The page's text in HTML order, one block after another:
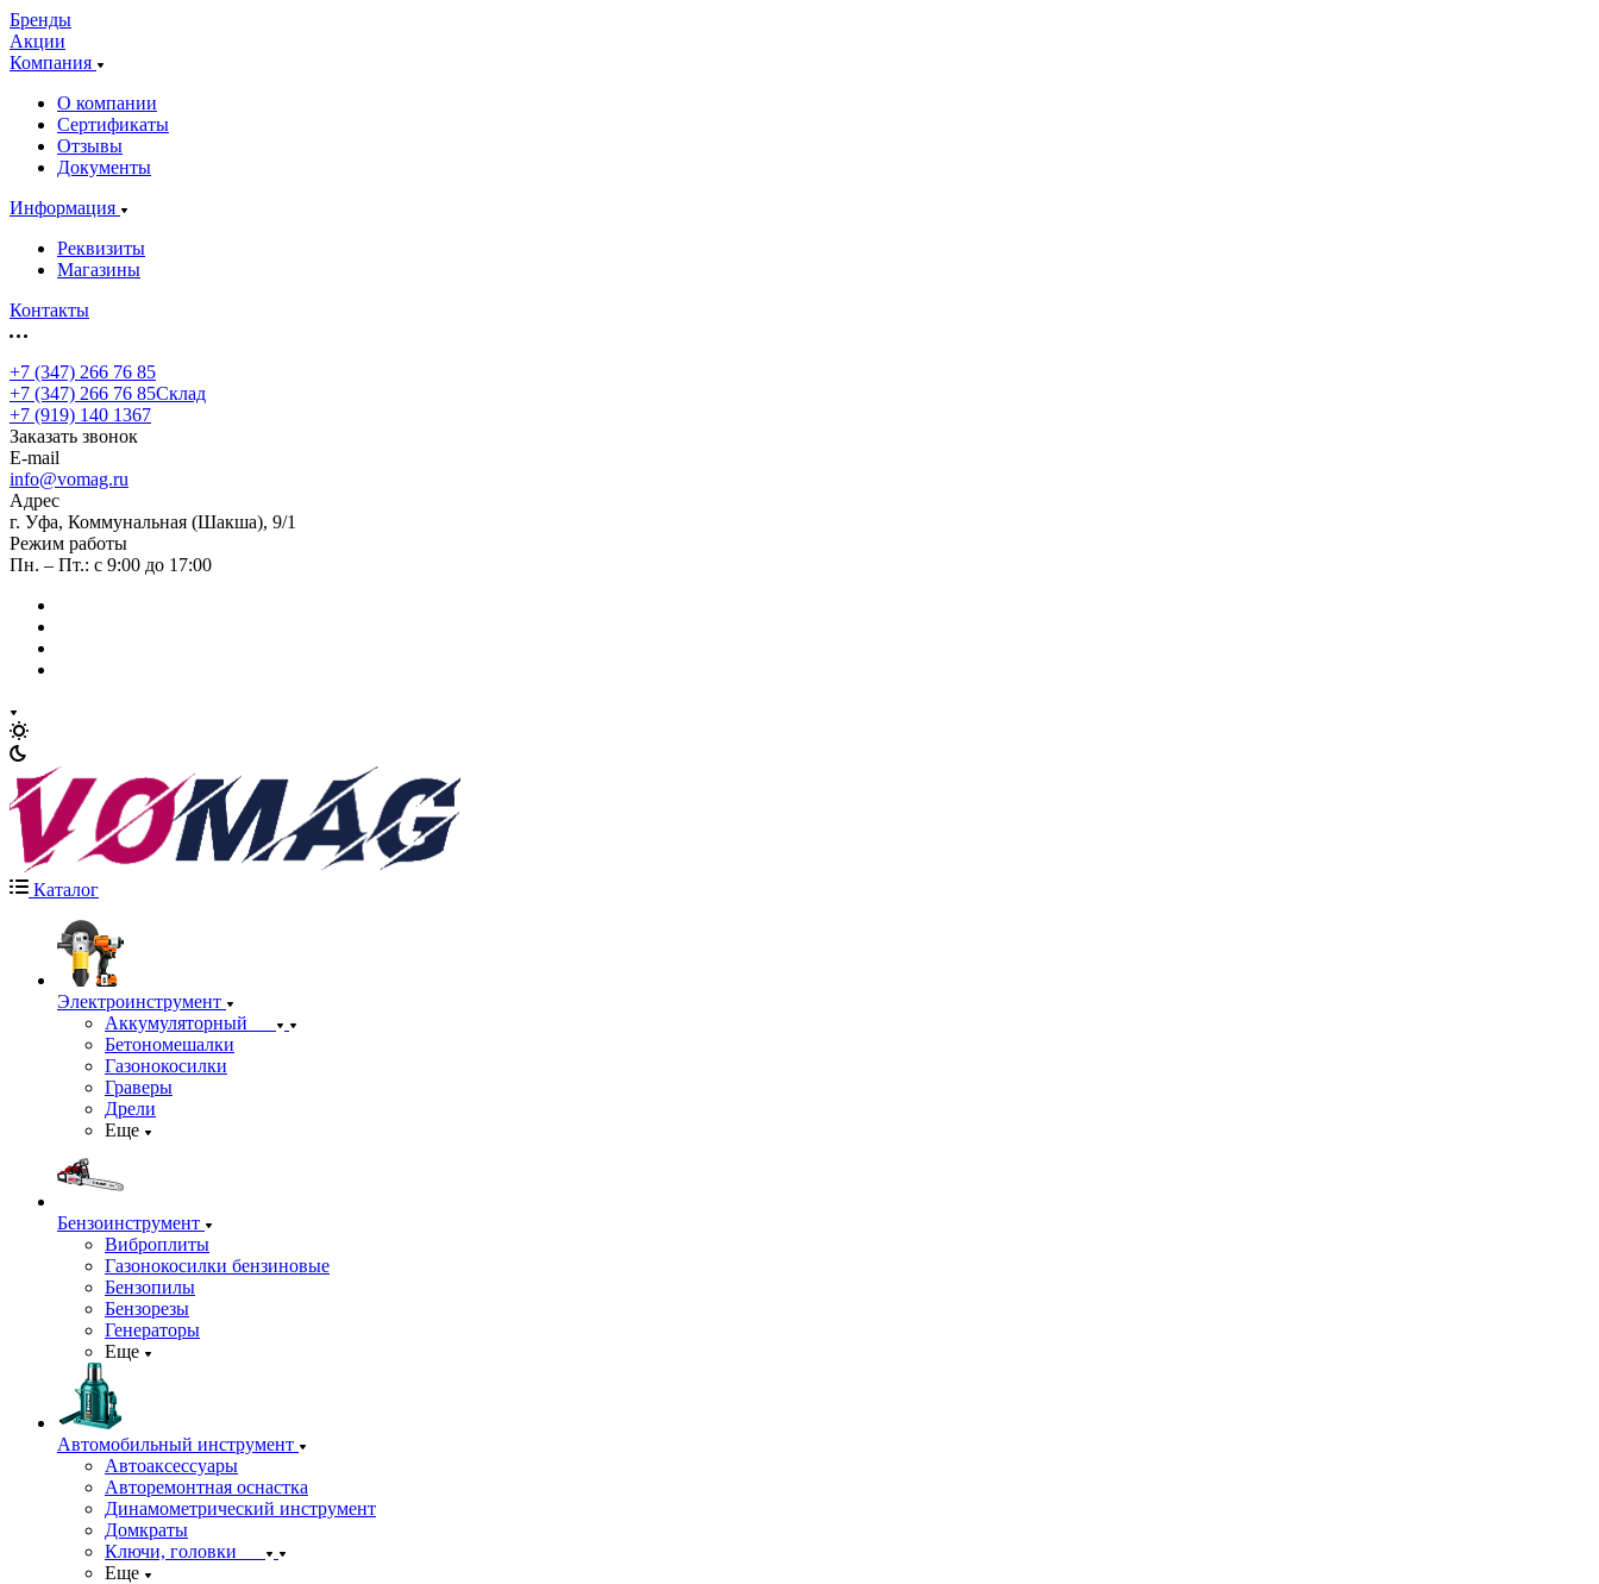
Бренды
Акции
Компания
О компании
Сертификаты
Отзывы
Документы
Информация
Реквизиты
Магазины
Контакты
+7 (347) 266 76 85
+7 (347) 266 76 85Склад
+7 (919) 140 1367
Заказать звонок
E-mail
info@vomag.ru
Адрес
г. Уфа, Коммунальная (Шакша), 9/1
Режим работы
Пн. – Пт.: с 9:00 до 17:00
Каталог
Электроинструмент
Аккумуляторный
Бетономешалки
Газонокосилки
Граверы
Дрели
Еще
Бензоинструмент
Виброплиты
Газонокосилки бензиновые
Бензопилы
Бензорезы
Генераторы
Еще
Автомобильный инструмент
Автоаксессуары
Авторемонтная оснастка
Динамометрический инструмент
Домкраты
Ключи, головки
Еще